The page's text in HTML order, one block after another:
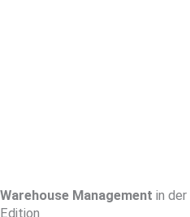
Warehouse Management in der
Edition